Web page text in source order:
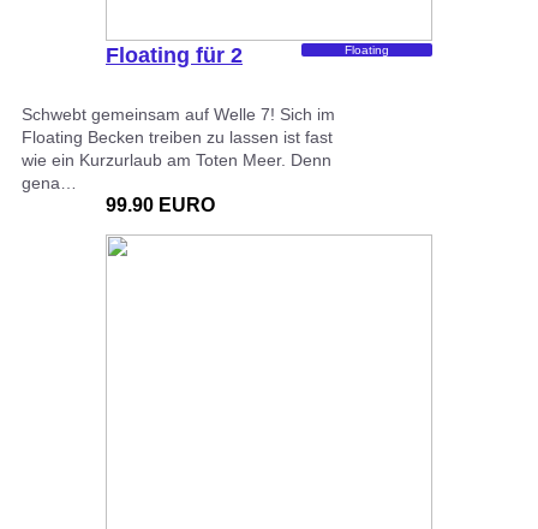
Floating für 2 Floating
Schwebt gemeinsam auf Welle 7! Sich im
Floating Becken treiben zu lassen ist fast
wie ein Kurzurlaub am Toten Meer. Denn
gena…
99.90 EURO